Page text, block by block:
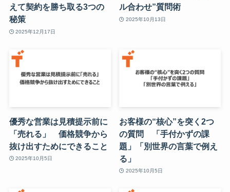
えて契約を勝ち取る3つの
秘策
2025年12月17日
ル合わせ”質問術
2025年10月13日
優秀な営業は見積提示前に
「売れる」 価格競争から
抜け出すためにできること
2025年10月5日
お客様の“核心”を突く2つ
の質問 「手付かずの課
題」「別世界の言葉で例え
る」
2025年10月5日